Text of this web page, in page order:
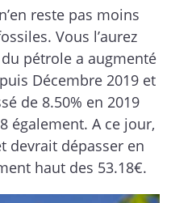
reste pas moins
Vous l’aurez
pétrole a augmenté
Décembre 2019 et
de 8.50% en 2019
également. A ce jour,
devrait dépasser en
haut des 53.18€.